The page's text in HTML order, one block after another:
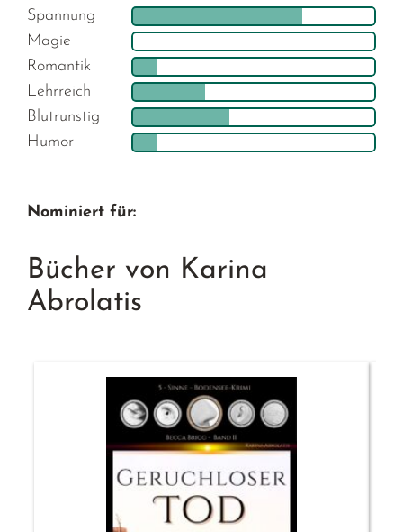
Spannung
Magie
Romantik
Lehrreich
Blutrunstig
Humor
Nominiert für:
Bücher von Karina
Abrolatis